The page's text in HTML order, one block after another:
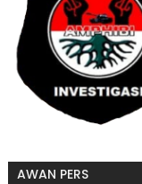
AWAN PERS